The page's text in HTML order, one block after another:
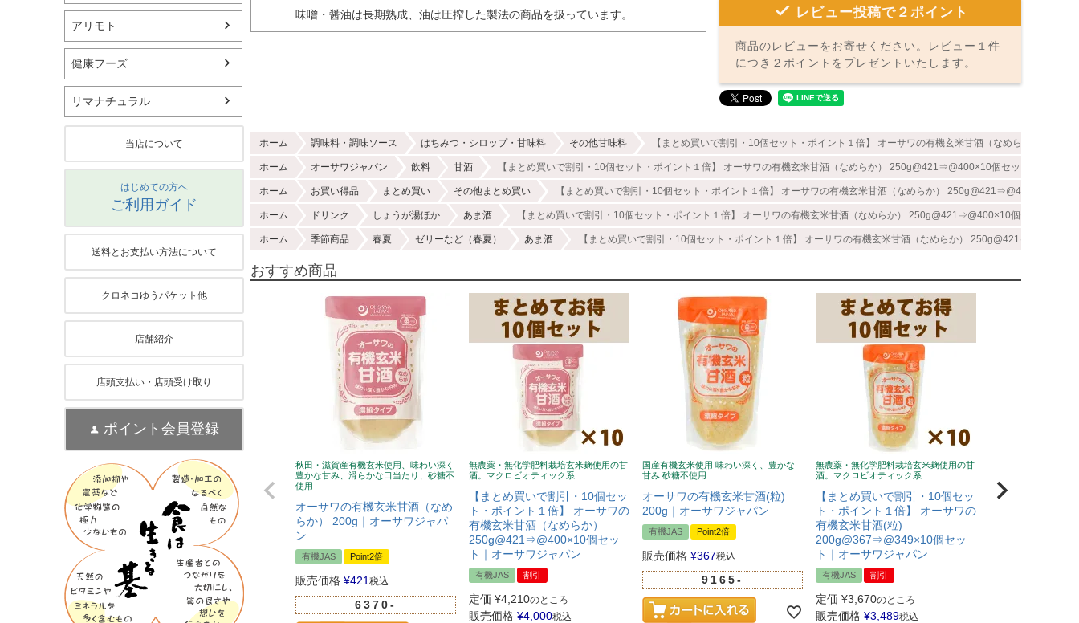
アリモト
健康フーズ
リマナチュラル
当店について
はじめての方へ
ご利用ガイド
送料とお支払い方法について
クロネコゆうパケット他
店舗紹介
店頭支払い・店頭受け取り
ポイント会員登録
味噌・醤油は長期熟成、油は圧搾した製法の商品を扱っています。 レビュー投稿で２ポイント
商品のレビューをお寄せください。レビュー１件
につき２ポイントをプレゼントいたします。
ホーム 調味料・調味ソース はちみつ・シロップ・甘味料 その他甘味料 【まとめ買いで割引・10個セット・ポイント１倍】 オーサワの有機玄米甘酒（なめらか）
ホーム オーサワジャパン 飲料 甘酒 【まとめ買いで割引・10個セット・ポイント１倍】 オーサワの有機玄米甘酒（なめらか） 250g@421⇒@400×10個セット｜オーサ
ホーム お買い得品 まとめ買い その他まとめ買い 【まとめ買いで割引・10個セット・ポイント１倍】 オーサワの有機玄米甘酒（なめらか） 250g@421⇒@400×10個セ
ホーム ドリンク しょうが湯ほか あま酒 【まとめ買いで割引・10個セット・ポイント１倍】 オーサワの有機玄米甘酒（なめらか） 250g@421⇒@400×10個セット｜オ
ホーム 季節商品 春夏 ゼリーなど（春夏） あま酒 【まとめ買いで割引・10個セット・ポイント１倍】 オーサワの有機玄米甘酒（なめらか） 250g@421⇒@400×10
おすすめ商品
秋田・滋賀産有機玄米使用、味わい深く
豊かな甘み、滑らかな口当たり、砂糖不
使用
オーサワの有機玄米甘酒（なめ
らか） 200g｜オーサワジャパ
ン
有機JAS Point2倍
販売価格 ¥421 税込
6370-
無農薬・無化学肥料栽培玄米麹使用の甘
酒。マクロビオティック系
【まとめ買いで割引・10個セッ
ト・ポイント１倍】 オーサワの
有機玄米甘酒（なめらか）
250g@421⇒@400×10個セッ
ト｜オーサワジャパン
有機JAS 割引
定価 ¥4,210のところ
販売価格 ¥4,000税込
国産有機玄米使用 味わい深く、豊かな
甘み 砂糖不使用
オーサワの有機玄米甘酒(粒)
200g｜オーサワジャパン
有機JAS Point2倍
販売価格 ¥367税込
9165-
無農薬・無化学肥料栽培玄米麹使用の甘
酒。マクロビオティック系
【まとめ買いで割引・10個セッ
ト・ポイント１倍】 オーサワの
有機玄米甘酒(粒)
200g@367⇒@349×10個セッ
ト｜オーサワジャパン
有機JAS 割引
定価 ¥3,670のところ
販売価格 ¥3,489税込